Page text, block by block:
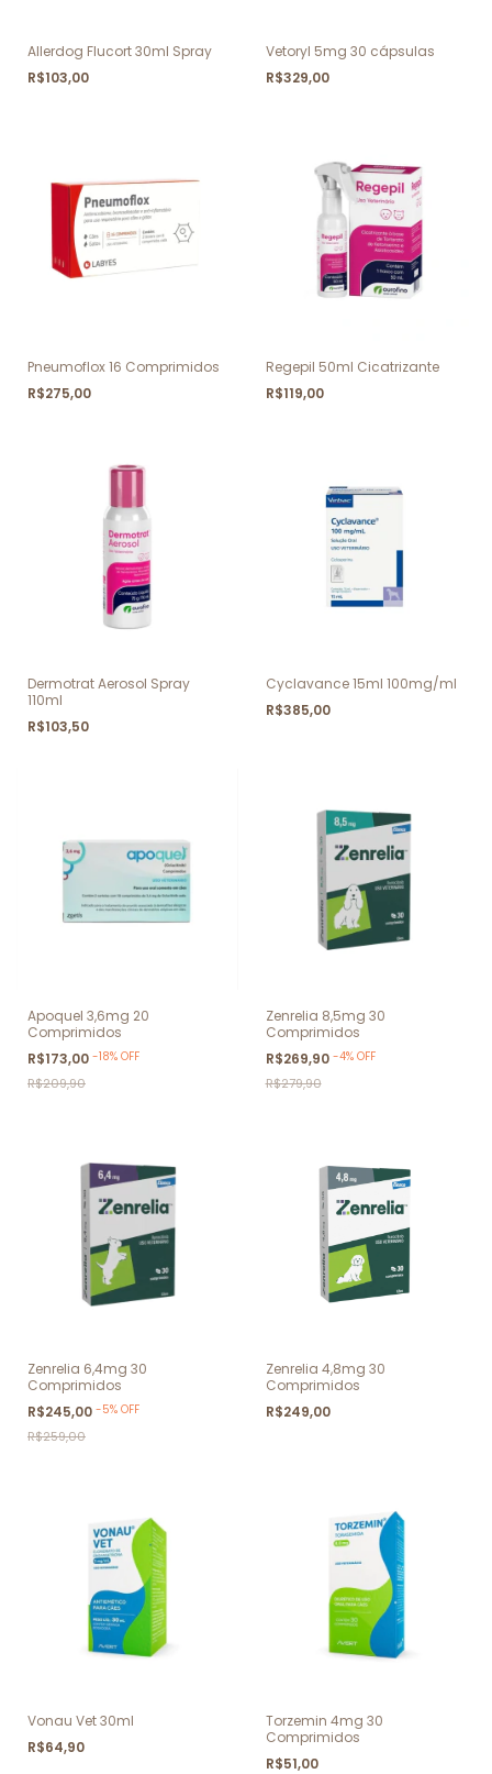
Allerdog Flucort 30ml Spray
R$103,00
Vetoryl 5mg 30 cápsulas
R$329,00
Pneumoflox 16 Comprimidos
R$275,00
Regepil 50ml Cicatrizante
R$119,00
Dermotrat Aerosol Spray
110ml
R$103,50
Cyclavance 15ml 100mg/ml
R$385,00
Apoquel 3,6mg 20
Comprimidos
R$173,00 -18% OFF
R$209,90
Zenrelia 8,5mg 30
Comprimidos
R$269,90 -4% OFF
R$279,90
Zenrelia 6,4mg 30
Comprimidos
R$245,00 -5% OFF
R$259,00
Zenrelia 4,8mg 30
Comprimidos
R$249,00
Vonau Vet 30ml
R$64,90
Torzemin 4mg 30
Comprimidos
R$51,00